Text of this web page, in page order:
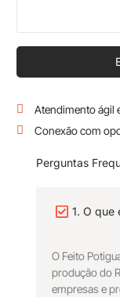
Atendimento ágil
Conexão com
Perguntas
1. O que
O Feito
produção do
empresas e